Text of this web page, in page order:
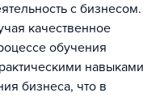
с бизнесом.
качественное
обучения
навыками
бизнеса, что в